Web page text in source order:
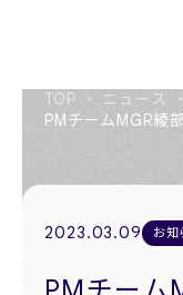
私たちについて
役員紹介
TOP ・ ニュース
・
PMチームMGR綾
2023.03.09 お知